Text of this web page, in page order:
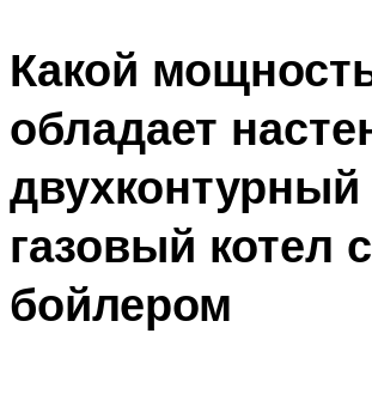
Какой
обладает
двухконтурный
газовый котел с
бойлером